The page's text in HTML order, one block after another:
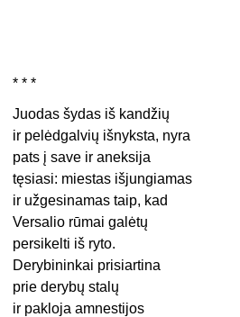
* * *
Juodas šydas iš kandžių
ir pelėdgalvių išnyksta, nyra
pats į save ir aneksija
tęsiasi: miestas išjungiamas
ir užgesinamas taip, kad
Versalio rūmai galėtų
persikelti iš ryto.
Derybininkai prisiartina
prie derybų stalų
ir pakloja amnestijos